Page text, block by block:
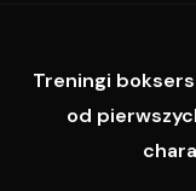
Treningi
od